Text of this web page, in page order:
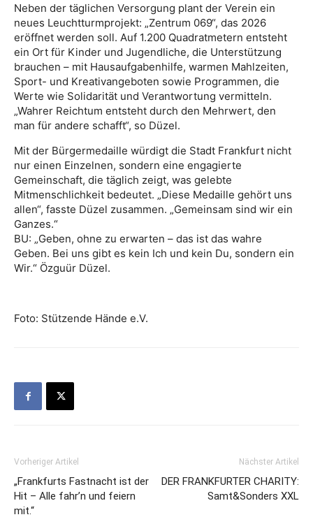
Neben der täglichen Versorgung plant der Verein ein
neues Leuchtturmprojekt: „Zentrum 069“, das 2026
eröffnet werden soll. Auf 1.200 Quadratmetern entsteht
ein Ort für Kinder und Jugendliche, die Unterstützung
brauchen – mit Hausaufgabenhilfe, warmen Mahlzeiten,
Sport- und Kreativangeboten sowie Programmen, die
Werte wie Solidarität und Verantwortung vermitteln.
„Wahrer Reichtum entsteht durch den Mehrwert, den
man für andere schafft“, so Düzel.
Mit der Bürgermedaille würdigt die Stadt Frankfurt nicht
nur einen Einzelnen, sondern eine engagierte
Gemeinschaft, die täglich zeigt, was gelebte
Mitmenschlichkeit bedeutet. „Diese Medaille gehört uns
allen“, fasste Düzel zusammen. „Gemeinsam sind wir ein
Ganzes.“
BU: „Geben, ohne zu erwarten – das ist das wahre
Geben. Bei uns gibt es kein Ich und kein Du, sondern ein
Wir.“ Özguür Düzel.
Foto: Stützende Hände e.V.
Vorheriger Artikel
„Frankfurts Fastnacht ist der
Hit – Alle fahr’n und feiern
mit.“
Nächster Artikel
DER FRANKFURTER CHARITY:
Samt&Sonders XXL